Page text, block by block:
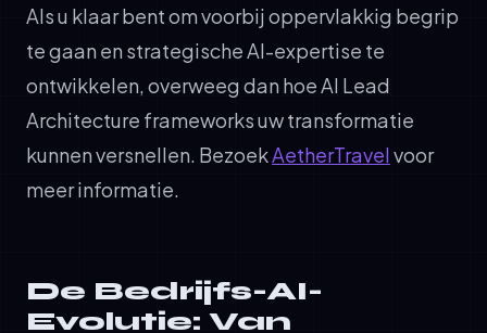
Als u klaar bent om voorbij oppervlakkig begrip
te gaan en strategische AI-expertise te
ontwikkelen, overweeg dan hoe AI Lead
Architecture frameworks uw transformatie
kunnen versnellen. BezoekAetherTravelvoor
meer informatie.
De Bedrijfs-AI-
Evolutie: Van